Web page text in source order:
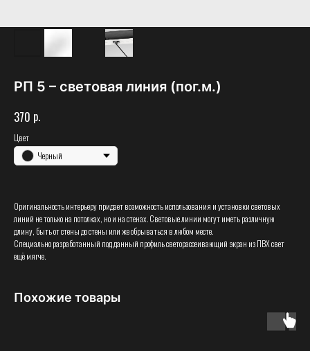
РП 5 – световая линия (пог.м.)
370 р.
Цвет
Черный
Оригинальность интерьеру придает возможность использования и установки световых
линий не только на потолках, но и на стенах. Световые линии могут иметь различную
длину, быть от стены до стены или же обрываться в любом месте.
Специально разработанный под данный профиль светорассеивающий экран из ПВХ свет
ещё мягче.
Похожие товары